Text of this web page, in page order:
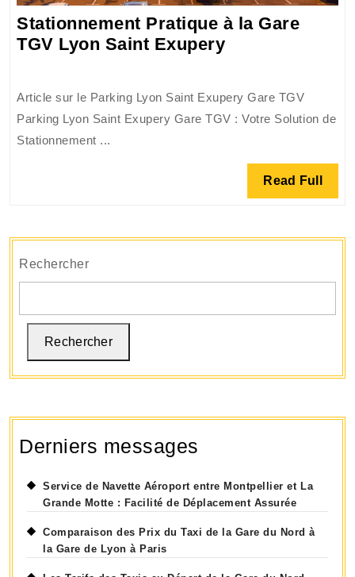
Stationnement Pratique à la Gare
TGV Lyon Saint ExuperyStationnement
la
Gare
Lyon
Saint
Article sur le Parking Lyon Saint Exupery Gare TGV
Parking Lyon Saint Exupery Gare TGV : Votre Solution de
Stationnement ...
Read Full Read
Full
Rechercher
Rechercher
Derniers messages
Service de Navette Aéroport entre Montpellier et La
Grande Motte : Facilité de Déplacement Assurée
Comparaison des Prix du Taxi de la Gare du Nord à
la Gare de Lyon à Paris